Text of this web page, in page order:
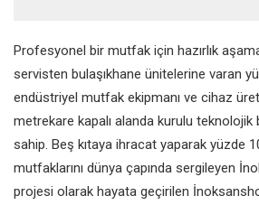
Profesyonel bir mutfak için hazırlık
servisten bulaşıkhane ünitelerine varan
endüstriyel mutfak ekipmanı ve cihaz
metrekare kapalı alanda kurulu
sahip. Beş kıtaya ihracat yaparak yüzde
mutfaklarını dünya çapında sergileyen
projesi olarak hayata geçirilen